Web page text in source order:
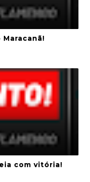
com vitória!